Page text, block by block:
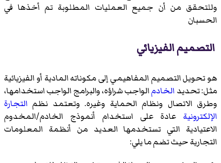
وللتحقق من أن جميع العمليات المطلوبة تم أخذها في
الحسبان
التصميم الفيزيائي
هو تحويل التصميم المفاهيمي إلى مكوناته المادية أو الفيزيائية
مثل: تحديد الخادمالواجب شراؤه، والبرامج الواجب استخدامها،
وطرق الاتصال ونظام الحماية وغيره. وتعتمد نظم التجارة
الإلكترونية عادة على استخدام أنموذج الخادم/المخدوم
الاعتيادية التي تستخدمها العديد من أنظمة المعلومات
التجارية حيث تضم ما يلي: